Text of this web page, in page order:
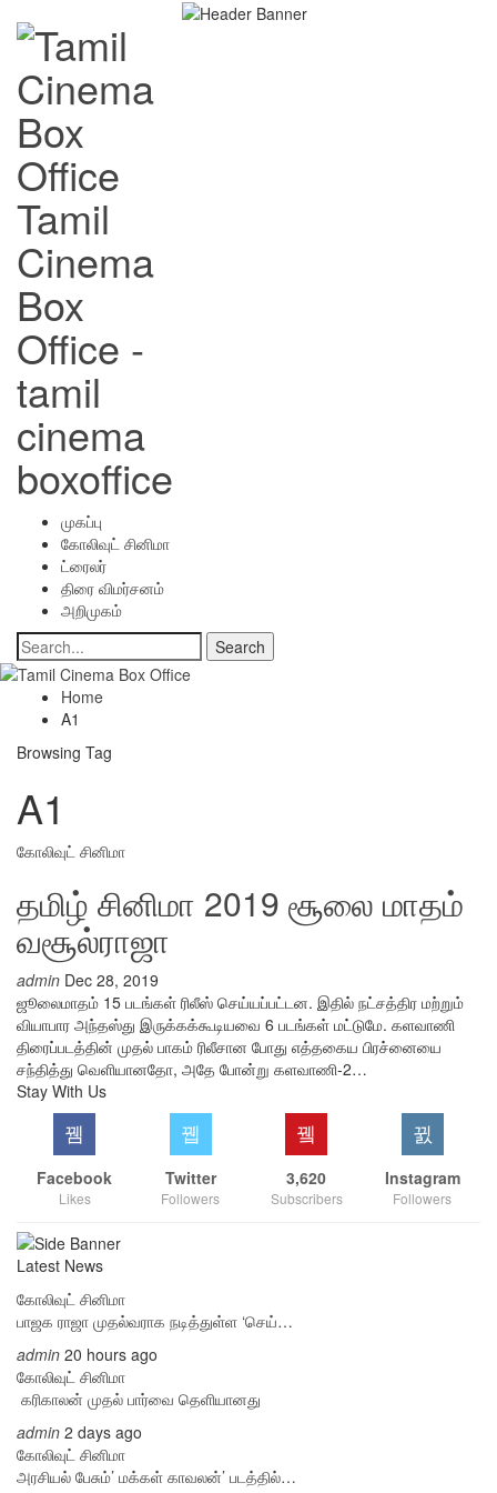
Tamil
Cinema
Box
Office -
tamil
cinema
boxoffice
முகப்பு
கோலிவுட் சினிமா
ட்ரைலர்
திரை விமர்சனம்
அறிமுகம்
Home
A1
Browsing Tag
A1
கோலிவுட் சினிமா
தமிழ் சினிமா 2019 சூலை மாதம்
வசூல்ராஜா
admin Dec 28, 2019
ஜூலைமாதம் 15 படங்கள் ரிலீஸ் செய்யப்பட்டன. இதில் நட்சத்திர மற்றும்
வியாபார அந்தஸ்து இருக்கக்கூடியவை 6 படங்கள் மட்டுமே. களவாணி
திரைப்படத்தின் முதல் பாகம் ரிலீசான போது எத்தகைய பிரச்னையை
சந்தித்து வெளியானதோ, அதே போன்று களவாணி-2…
Stay With Us
Facebook
Likes
Twitter
Followers
3,620
Subscribers
Instagram
Followers
Latest News
கோலிவுட் சினிமா
பாஜக ராஜா முதல்வராக நடித்துள்ள ‘செய்…
admin 20 hours ago
கோலிவுட் சினிமா
‎ கரிகாலன் முதல் பார்வை தெளியானது
admin 2 days ago
கோலிவுட் சினிமா
அரசியல் பேசும்’ மக்கள் காவலன்’ படத்தில்…